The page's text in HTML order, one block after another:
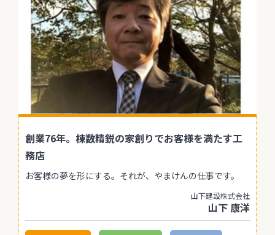
創業76年。棟数精鋭の家創りでお客様を満たす工
務店
お客様の夢を形にする。それが、やまけんの仕事です。
山下建設株式会社
山下 康洋